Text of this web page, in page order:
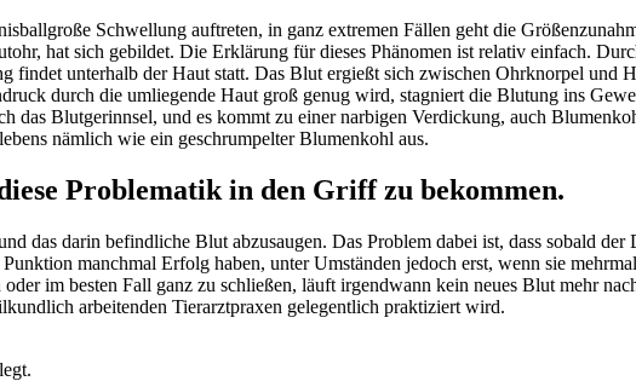
Schwellung auftreten, in ganz extremen Fällen geht die
hat sich gebildet. Die Erklärung für dieses Phänomen ist relativ einfach.
findet unterhalb der Haut statt. Das Blut ergießt sich zwischen Ohrknorpel und
durch die umliegende Haut groß genug wird, stagniert die Blutung ins
das Blutgerinnsel, und es kommt zu einer narbigen Verdickung, auch
nämlich wie ein geschrumpelter Blumenkohl aus.
Problematik in den Griff zu bekommen.
das darin befindliche Blut abzusaugen. Das Problem dabei ist, dass sobald
manchmal Erfolg haben, unter Umständen jedoch erst, wenn sie
im besten Fall ganz zu schließen, läuft irgendwann kein neues Blut mehr
arbeitenden Tierarztpraxen gelegentlich praktiziert wird.